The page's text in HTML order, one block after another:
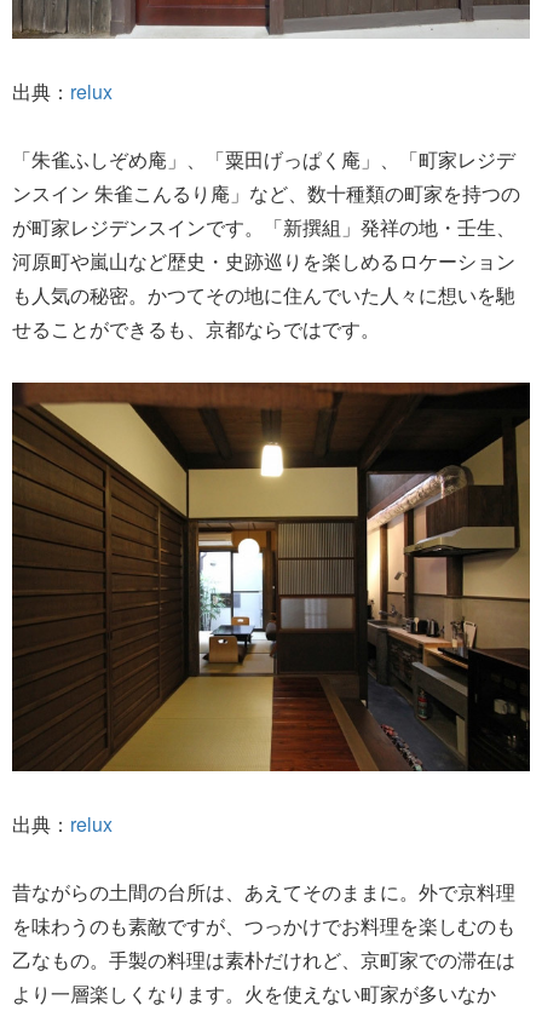
出典： relux
「朱雀ふしぞめ庵」、「粟田げっぱく庵」、「町家レジデ
ンスイン 朱雀こんるり庵」など、数十種類の町家を持つの
が町家レジデンスインです。「新撰組」発祥の地・壬生、
河原町や嵐山など歴史・史跡巡りを楽しめるロケーション
も人気の秘密。かつてその地に住んでいた人々に想いを馳
せることができるも、京都ならではです。
出典： relux
昔ながらの土間の台所は、あえてそのままに。外で京料理
を味わうのも素敵ですが、つっかけでお料理を楽しむのも
乙なもの。手製の料理は素朴だけれど、京町家での滞在は
より一層楽しくなります。火を使えない町家が多いなか